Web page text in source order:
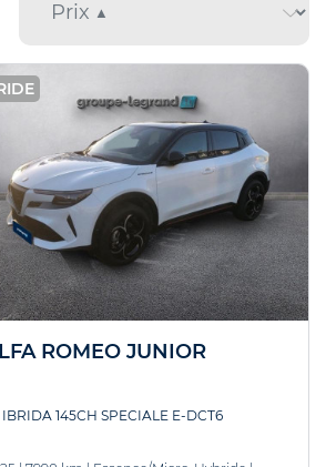
ROMEO JUNIOR
IBRIDA 145CH SPECIALE E-DCT6